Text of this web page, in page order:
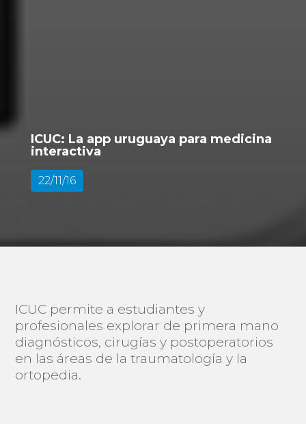
ICUC: La app uruguaya para medicina
interactiva
22/11/16
ICUC permite a estudiantes y
profesionales explorar de primera mano
diagnósticos, cirugías y postoperatorios
en las áreas de la traumatología y la
ortopedia.